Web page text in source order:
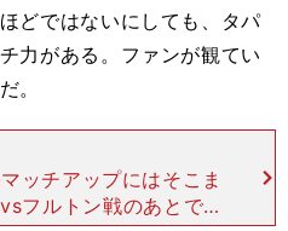
どではないにしても、タパ
力がある。ファンが観てい
。
ッチアップにはそこま
フルトン戦のあとで